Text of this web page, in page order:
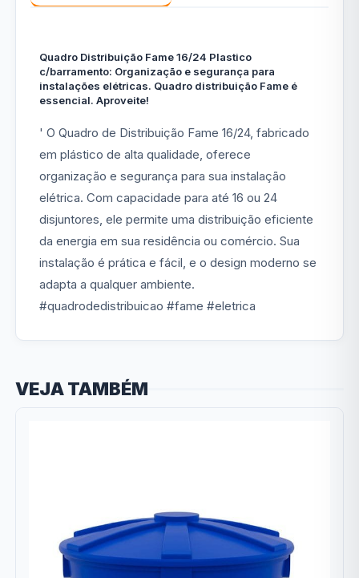
Quadro Distribuição Fame 16/24 Plastico
c/barramento: Organização e segurança para
instalações elétricas. Quadro distribuição Fame é
essencial. Aproveite!
' O Quadro de Distribuição Fame 16/24, fabricado
em plástico de alta qualidade, oferece
organização e segurança para sua instalação
elétrica. Com capacidade para até 16 ou 24
disjuntores, ele permite uma distribuição eficiente
da energia em sua residência ou comércio. Sua
instalação é prática e fácil, e o design moderno se
adapta a qualquer ambiente.
#quadrodedistribuicao #fame #eletrica
VEJA TAMBÉM